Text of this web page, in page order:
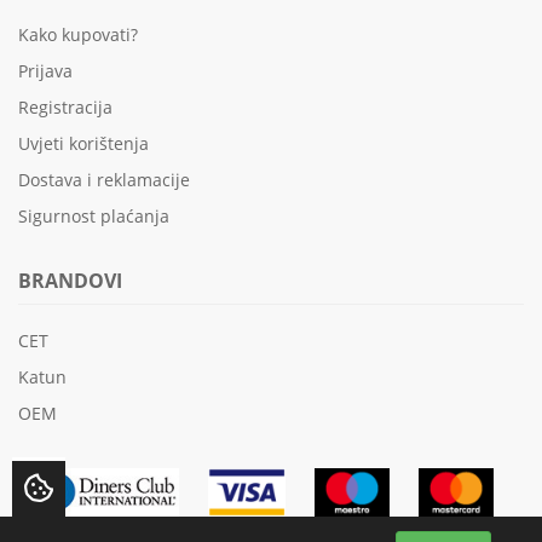
Kako kupovati?
Prijava
Registracija
Uvjeti korištenja
Dostava i reklamacije
Sigurnost plaćanja
BRANDOVI
CET
Katun
OEM